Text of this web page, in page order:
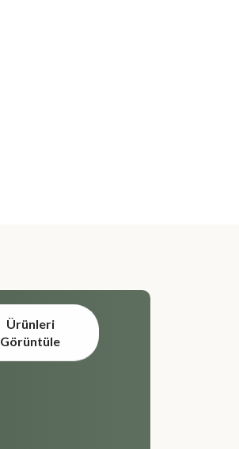
Ürünleri
Görüntüle